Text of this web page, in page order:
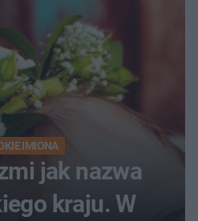
IMIONA
jak nazwa
kraju. W